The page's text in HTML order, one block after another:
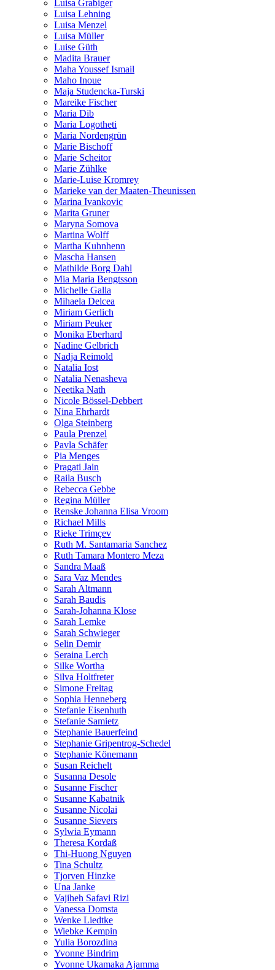
Luisa Grabiger
Luisa Lehning
Luisa Menzel
Luisa Müller
Luise Güth
Madita Brauer
Maha Youssef Ismail
Maho Inoue
Maja Studencka-Turski
Mareike Fischer
Maria Dib
Maria Logotheti
Maria Nordengrün
Marie Bischoff
Marie Scheitor
Marie Zühlke
Marie-Luise Kromrey
Marieke van der Maaten-Theunissen
Marina Ivankovic
Marita Gruner
Maryna Somova
Martina Wolff
Martha Kuhnhenn
Mascha Hansen
Mathilde Borg Dahl
Mia Maria Bengtsson
Michelle Galla
Mihaela Delcea
Miriam Gerlich
Miriam Peuker
Monika Eberhard
Nadine Gelbrich
Nadja Reimold
Natalia Iost
Natalia Nenasheva
Neetika Nath
Nicole Bössel-Debbert
Nina Ehrhardt
Olga Steinberg
Paula Prenzel
Pavla Schäfer
Pia Menges
Pragati Jain
Raila Busch
Rebecca Gebbe
Regina Müller
Renske Johanna Elisa Vroom
Richael Mills
Rieke Trimçev
Ruth M. Santamaria Sanchez
Ruth Tamara Montero Meza
Sandra Maaß
Sara Vaz Mendes
Sarah Altmann
Sarah Baudis
Sarah-Johanna Klose
Sarah Lemke
Sarah Schwieger
Selin Demir
Seraina Lerch
Silke Wortha
Silva Holtfreter
Simone Freitag
Sophia Henneberg
Stefanie Eisenhuth
Stefanie Samietz
Stephanie Bauerfeind
Stephanie Gripentrog-Schedel
Stephanie Könemann
Susan Reichelt
Susanna Desole
Susanne Fischer
Susanne Kabatnik
Susanne Nicolai
Susanne Sievers
Sylwia Eymann
Theresa Kordaß
Thi-Huong Nguyen
Tina Schultz
Tjorven Hinzke
Una Janke
Vajiheh Safavi Rizi
Vanessa Domsta
Wenke Liedtke
Wiebke Kempin
Yulia Borozdina
Yvonne Bindrim
Yvonne Ukamaka Ajamma